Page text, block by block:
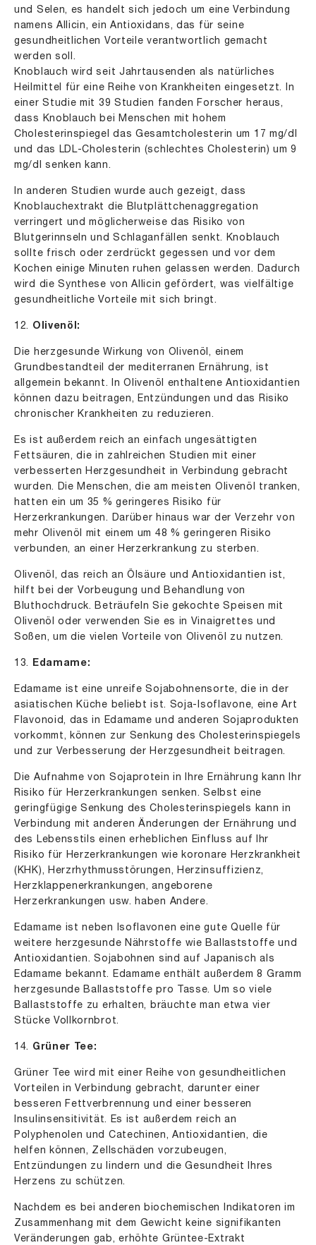
und Selen, es handelt sich jedoch um eine Verbindung
namens Allicin, ein Antioxidans, das für seine
gesundheitlichen Vorteile verantwortlich gemacht
werden soll.
Knoblauch wird seit Jahrtausenden als natürliches
Heilmittel für eine Reihe von Krankheiten eingesetzt. In
einer Studie mit 39 Studien fanden Forscher heraus,
dass Knoblauch bei Menschen mit hohem
Cholesterinspiegel das Gesamtcholesterin um 17 mg/dl
und das LDL-Cholesterin (schlechtes Cholesterin) um 9
mg/dl senken kann.
In anderen Studien wurde auch gezeigt, dass
Knoblauchextrakt die Blutplättchenaggregation
verringert und möglicherweise das Risiko von
Blutgerinnseln und Schlaganfällen senkt. Knoblauch
sollte frisch oder zerdrückt gegessen und vor dem
Kochen einige Minuten ruhen gelassen werden. Dadurch
wird die Synthese von Allicin gefördert, was vielfältige
gesundheitliche Vorteile mit sich bringt.
12. Olivenöl:
Die herzgesunde Wirkung von Olivenöl, einem
Grundbestandteil der mediterranen Ernährung, ist
allgemein bekannt. In Olivenöl enthaltene Antioxidantien
können dazu beitragen, Entzündungen und das Risiko
chronischer Krankheiten zu reduzieren.
Es ist außerdem reich an einfach ungesättigten
Fettsäuren, die in zahlreichen Studien mit einer
verbesserten Herzgesundheit in Verbindung gebracht
wurden. Die Menschen, die am meisten Olivenöl tranken,
hatten ein um 35 % geringeres Risiko für
Herzerkrankungen. Darüber hinaus war der Verzehr von
mehr Olivenöl mit einem um 48 % geringeren Risiko
verbunden, an einer Herzerkrankung zu sterben.
Olivenöl, das reich an Ölsäure und Antioxidantien ist,
hilft bei der Vorbeugung und Behandlung von
Bluthochdruck. Beträufeln Sie gekochte Speisen mit
Olivenöl oder verwenden Sie es in Vinaigrettes und
Soßen, um die vielen Vorteile von Olivenöl zu nutzen.
13. Edamame:
Edamame ist eine unreife Sojabohnensorte, die in der
asiatischen Küche beliebt ist. Soja-Isoflavone, eine Art
Flavonoid, das in Edamame und anderen Sojaprodukten
vorkommt, können zur Senkung des Cholesterinspiegels
und zur Verbesserung der Herzgesundheit beitragen.
Die Aufnahme von Sojaprotein in Ihre Ernährung kann Ihr
Risiko für Herzerkrankungen senken. Selbst eine
geringfügige Senkung des Cholesterinspiegels kann in
Verbindung mit anderen Änderungen der Ernährung und
des Lebensstils einen erheblichen Einfluss auf Ihr
Risiko für Herzerkrankungen wie koronare Herzkrankheit
(KHK), Herzrhythmusstörungen, Herzinsuffizienz,
Herzklappenerkrankungen, angeborene
Herzerkrankungen usw. haben Andere.
Edamame ist neben Isoflavonen eine gute Quelle für
weitere herzgesunde Nährstoffe wie Ballaststoffe und
Antioxidantien. Sojabohnen sind auf Japanisch als
Edamame bekannt. Edamame enthält außerdem 8 Gramm
herzgesunde Ballaststoffe pro Tasse. Um so viele
Ballaststoffe zu erhalten, bräuchte man etwa vier
Stücke Vollkornbrot.
14. Grüner Tee:
Grüner Tee wird mit einer Reihe von gesundheitlichen
Vorteilen in Verbindung gebracht, darunter einer
besseren Fettverbrennung und einer besseren
Insulinsensitivität. Es ist außerdem reich an
Polyphenolen und Catechinen, Antioxidantien, die
helfen können, Zellschäden vorzubeugen,
Entzündungen zu lindern und die Gesundheit Ihres
Herzens zu schützen.
Nachdem es bei anderen biochemischen Indikatoren im
Zusammenhang mit dem Gewicht keine signifikanten
Veränderungen gab, erhöhte Grüntee-Extrakt